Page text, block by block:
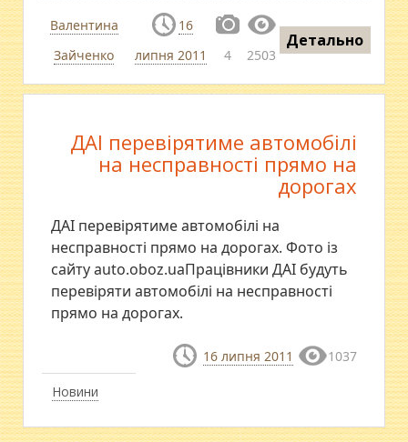
Валентина
Зайченко
16
липня 2011
4 2503
Детально
Новини
ДАІ перевірятиме автомобілі
на несправності прямо на
дорогах
ДАІ перевірятиме автомобілі на
несправності прямо на дорогах. Фото із
сайту auto.oboz.uaПрацівники ДАІ будуть
перевіряти автомобілі на несправності
прямо на дорогах.
16 липня 2011 1037